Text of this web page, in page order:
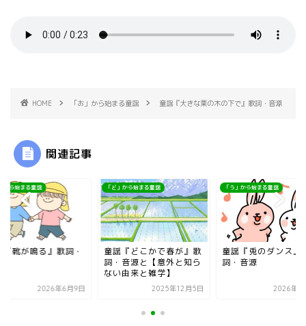
HOME 「お」から始まる童謡 童謡『大きな栗の木の下で』歌詞・音源
関連記事
から始まる童謡
『靴が鳴る』歌詞・
2026年6月9日
「ど」から始まる童謡
童謡『どこかで春が』歌
詞・音源と【意外と知ら
ない由来と雑学】
2025年12月5日
「う」から始まる童謡
童謡『兎のダンス』
詞・音源
2026年8